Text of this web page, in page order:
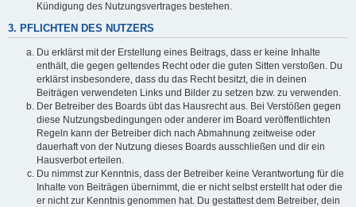
Kündigung des Nutzungsvertrages bestehen.
3. PFLICHTEN DES NUTZERS
Du erklärst mit der Erstellung eines Beitrags, dass er keine Inhalte
enthält, die gegen geltendes Recht oder die guten Sitten verstoßen. Du
erklärst insbesondere, dass du das Recht besitzt, die in deinen
Beiträgen verwendeten Links und Bilder zu setzen bzw. zu verwenden.
Der Betreiber des Boards übt das Hausrecht aus. Bei Verstößen gegen
diese Nutzungsbedingungen oder anderer im Board veröffentlichten
Regeln kann der Betreiber dich nach Abmahnung zeitweise oder
dauerhaft von der Nutzung dieses Boards ausschließen und dir ein
Hausverbot erteilen.
Du nimmst zur Kenntnis, dass der Betreiber keine Verantwortung für die
Inhalte von Beiträgen übernimmt, die er nicht selbst erstellt hat oder die
er nicht zur Kenntnis genommen hat. Du gestattest dem Betreiber, dein